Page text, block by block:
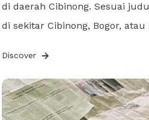
di daerah Cibinong. Sesuai
di sekitar Cibinong, Bogor,
Discover